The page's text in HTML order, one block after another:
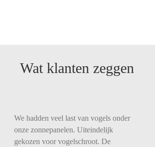
Wat klanten zeggen
We hadden veel last van vogels onder
onze zonnepanelen. Uiteindelijk
gekozen voor vogelschroot. De